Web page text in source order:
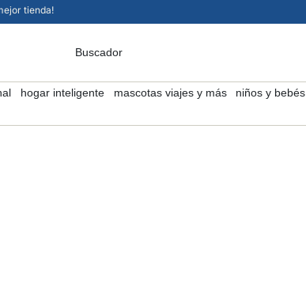
tienda!
Buscador
hogar inteligente mascotas viajes y más niños y bebés